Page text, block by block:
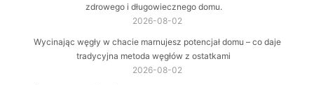
zdrowego i długowiecznego domu.
2026-08-02
Wycinając węgły w chacie marnujesz potencjał domu – co daje
tradycyjna metoda węgłów z ostatkami
2026-08-02